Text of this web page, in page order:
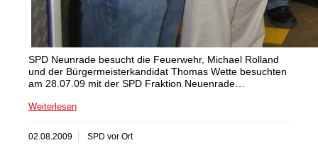
SPD Neunrade besucht die Feuerwehr, Michael Rolland
und der Bürgermeisterkandidat Thomas Wette besuchten
am 28.07.09 mit der SPD Fraktion Neuenrade…
Weiterlesen
02.08.2009 SPD vor Ort